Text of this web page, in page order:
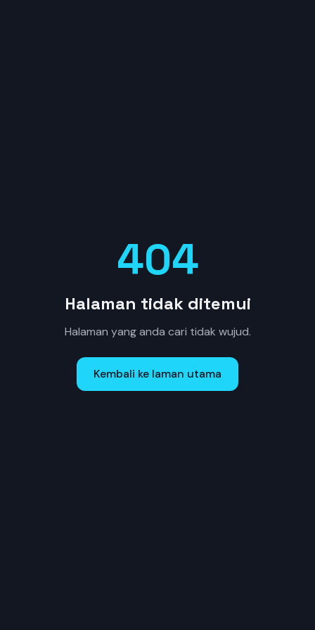
404
Halaman tidak ditemui
Halaman yang anda cari tidak wujud.
Kembali ke laman utama